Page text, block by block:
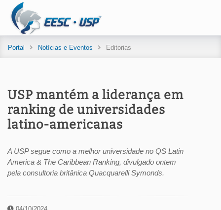
Portal Notícias e Eventos Editorias
USP mantém a liderança em
ranking de universidades
latino-americanas
A USP segue como a melhor universidade no QS Latin
America & The Caribbean Ranking, divulgado ontem
pela consultoria britânica Quacquarelli Symonds.